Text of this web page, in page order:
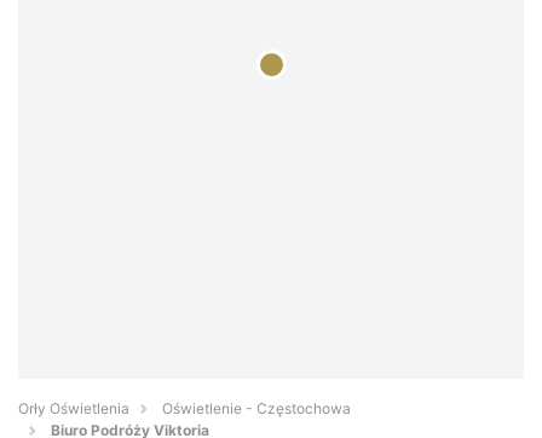
Orły Oświetlenia
Oświetlenie - Częstochowa
Biuro Podróży Viktoria